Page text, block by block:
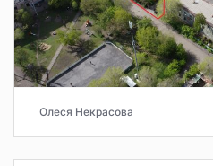
Олеся Некрасова